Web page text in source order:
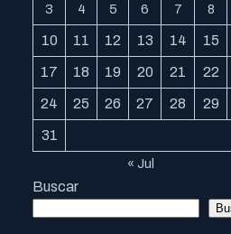
3 4 5 6 7 8
10 11 12 13 14 15
17 18 19 20 21 22
24 25 26 27 28 29
31
« Jul
Buscar